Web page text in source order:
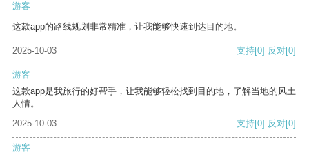
游客
这款app的路线规划非常精准，让我能够快速到达目的地。
2025-10-03 支持[0] 反对[0]
游客
这款app是我旅行的好帮手，让我能够轻松找到目的地，了解当地的风土
人情。
2025-10-03
支持[0] 反对[0]
游客